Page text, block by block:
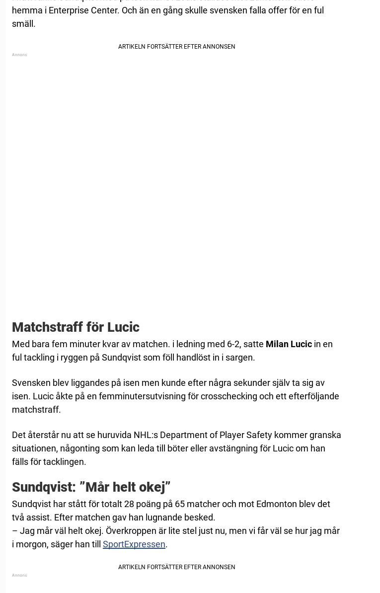
hemma i Enterprise Center. Och än en gång skulle svensken falla offer för en ful
smäll.
Matchstraff för Lucic
Med bara fem minuter kvar av matchen. i ledning med 6-2, satte Milan Lucic in en
ful tackling i ryggen på Sundqvist som föll handlöst in i sargen.
Svensken blev liggandes på isen men kunde efter några sekunder själv ta sig av
isen. Lucic åkte på en femminutersutvisning för crosschecking och ett efterföljande
matchstraff.
Det återstår nu att se huruvida NHL:s Department of Player Safety kommer granska
situationen, någonting som kan leda till böter eller avstängning för Lucic om han
fälls för tacklingen.
Sundqvist: ”Mår helt okej”
Sundqvist har stått för totalt 28 poäng på 65 matcher och mot Edmonton blev det
två assist. Efter matchen gav han lugnande besked.
– Jag mår väl helt okej. Överkroppen är lite stel just nu, men vi får väl se hur jag mår
i morgon, säger han till SportExpressen.